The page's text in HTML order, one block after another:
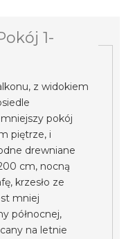
1-
z widokiem
pokój
piętrze, i
drewniane
cm, nocną
krzesło ze
mniej
północnej,
na letnie